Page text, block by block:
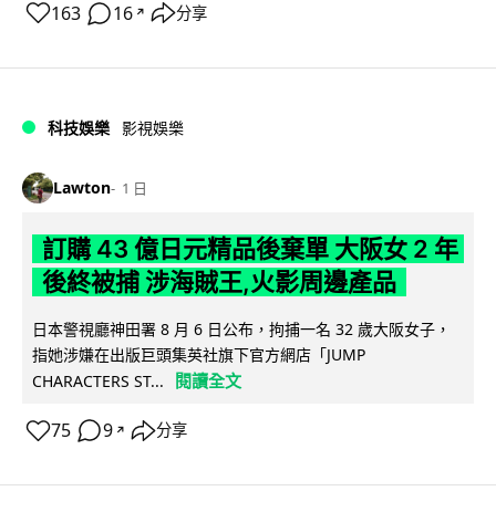
163 16 ↗ 分享
科技娛樂 影視娛樂
Lawton 1 日
訂購 43 億日元精品後棄單 大阪女 2 年
後終被捕 涉海賊王,火影周邊產品
日本警視廳神田署 8 月 6 日公布，拘捕一名 32 歲大阪女子，
指她涉嫌在出版巨頭集英社旗下官方網店「JUMP
CHARACTERS ST...
閱讀全文
75 9 ↗ 分享